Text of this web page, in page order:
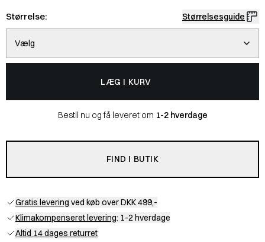
Størrelse: Størrelsesguide
Vælg
LÆG I KURV
Bestil nu og få leveret om 1-2 hverdage
FIND I BUTIK
Gratis levering ved køb over DKK 499,-
Klimakompenseret levering: 1-2 hverdage
Altid 14 dages returret